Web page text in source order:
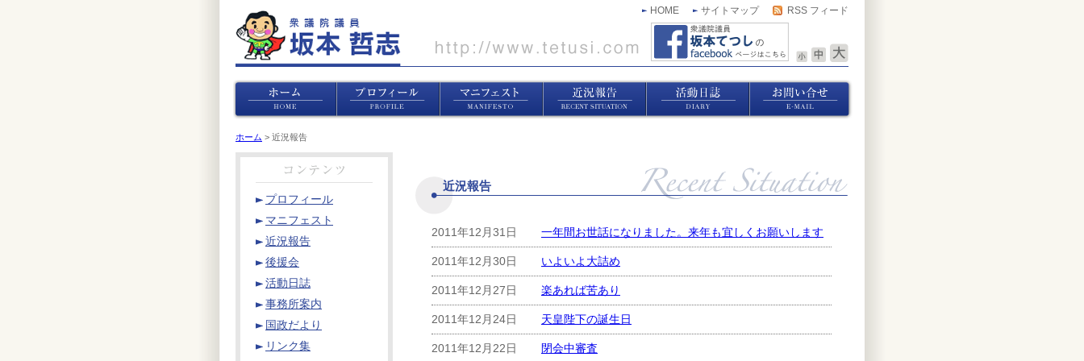
HOME サイトマップ RSS フィード
ホーム > 近況報告
プロフィール
マニフェスト
近況報告
後援会
活動日誌
事務所案内
国政だより
リンク集
近況報告
2011年12月31日 一年間お世話になりました。来年も宜しくお願いします
2011年12月30日 いよいよ大詰め
2011年12月27日 楽あれば苦あり
2011年12月24日 天皇陛下の誕生日
2011年12月22日 閉会中審査